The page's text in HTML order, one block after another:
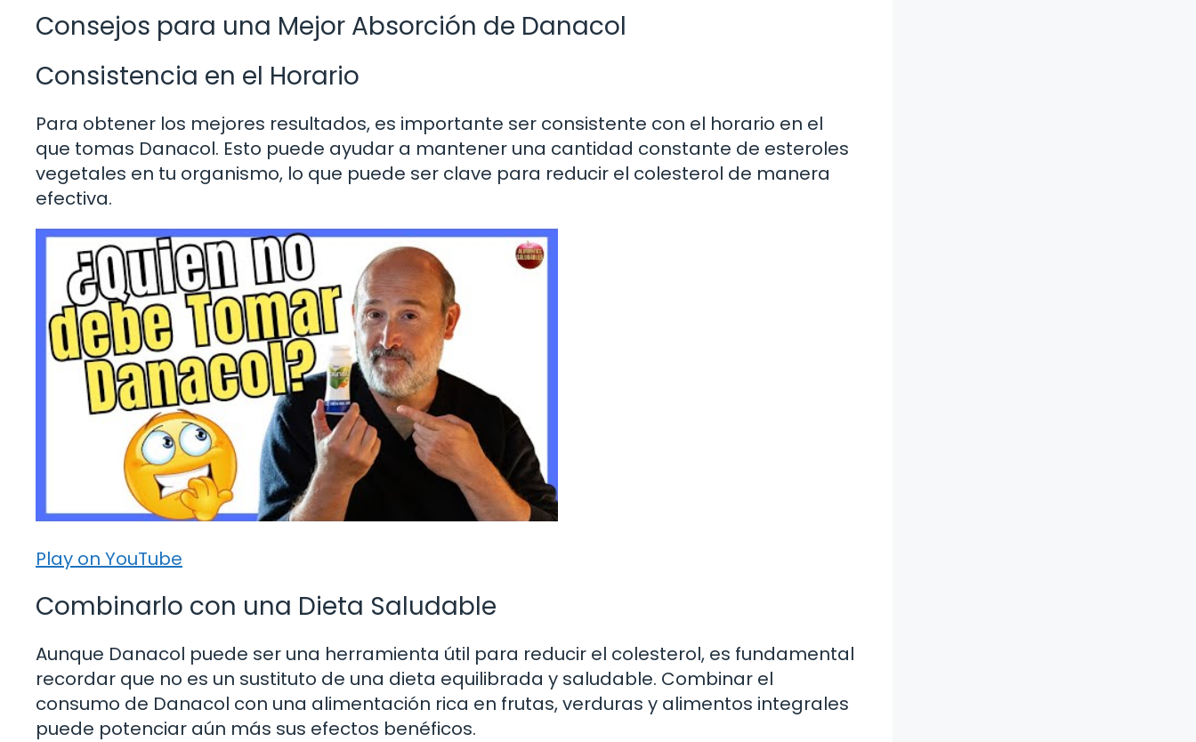
Consejos para una Mejor Absorción de Danacol
Consistencia en el Horario
Para obtener los mejores resultados, es importante ser consistente con el horario en el
que tomas Danacol. Esto puede ayudar a mantener una cantidad constante de esteroles
vegetales en tu organismo, lo que puede ser clave para reducir el colesterol de manera
efectiva.
Play on YouTube
Combinarlo con una Dieta Saludable
Aunque Danacol puede ser una herramienta útil para reducir el colesterol, es fundamental
recordar que no es un sustituto de una dieta equilibrada y saludable. Combinar el
consumo de Danacol con una alimentación rica en frutas, verduras y alimentos integrales
puede potenciar aún más sus efectos benéficos.